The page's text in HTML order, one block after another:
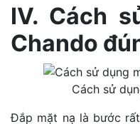
IV. Cách
Chando
Cách sử
Đắp mặt nạ là bước